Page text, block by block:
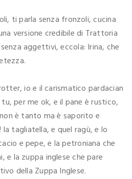
ti parla senza fronzoli, cucina
versione credibile di Trattoria
aggettivi, eccola: Irina, che
io e il carismatico pardacian
per me ok, e il pane è rustico,
è tanto ma è saporito e
tagliatella, e quel ragù, e lo
e pepe, e la petroniana che
e la zuppa inglese che pare
della Zuppa Inglese.